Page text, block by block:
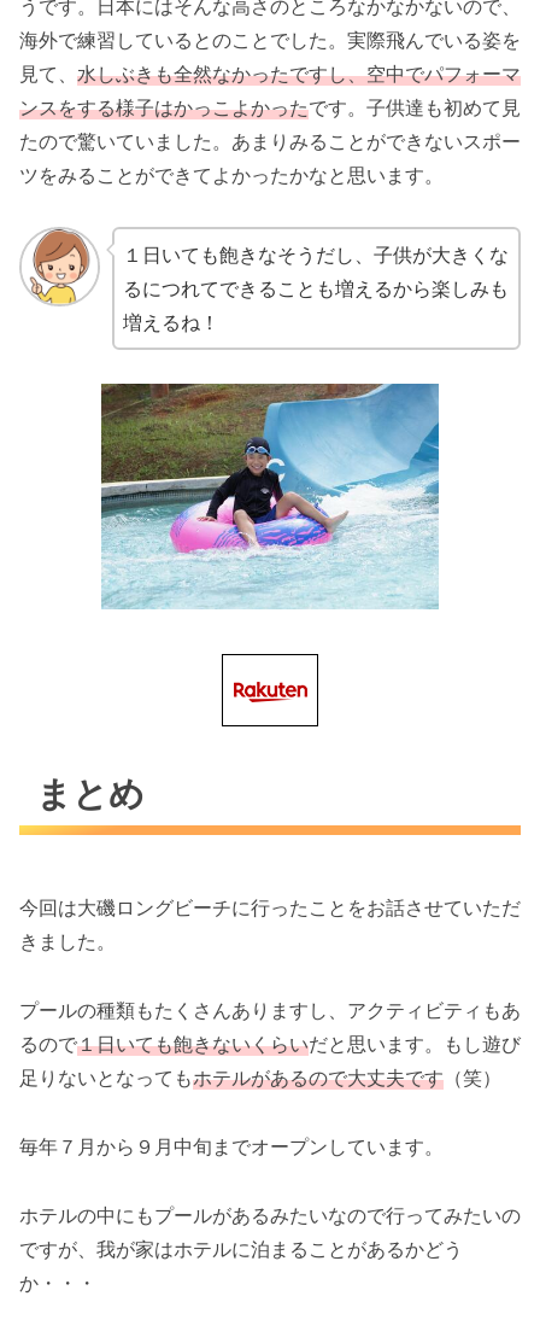
うです。日本にはそんな高さのところなかなかないので、
海外で練習しているとのことでした。実際飛んでいる姿を
見て、 水しぶきも全然なかったですし、空中でパフォーマ
ンスをする様子はかっこよかったです。子供達も初めて見
たので驚いていました。あまりみることができないスポー
ツをみることができてよかったかなと思います。
１日いても飽きなそうだし、子供が大きくな
るにつれてできることも増えるから楽しみも
増えるね！
まとめ
今回は大磯ロングビーチに行ったことをお話させていただ
きました。
プールの種類もたくさんありますし、アクティビティもあ
るので１日いても飽きないくらいだと思います。もし遊び
足りないとなってもホテルがあるので大丈夫です （笑）
毎年７月から９月中旬までオープンしています。
ホテルの中にもプールがあるみたいなので行ってみたいの
ですが、我が家はホテルに泊まることがあるかどう
か・・・